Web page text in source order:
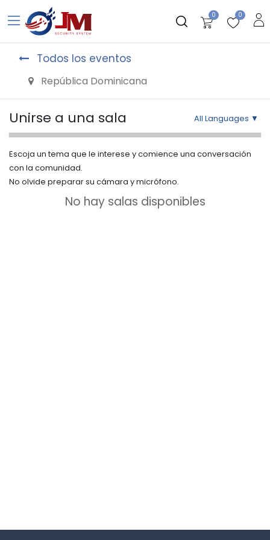
0 0
Todos los eventos
República Dominicana
Unirse a una sala All Languages ▼
Escoja un tema que le interese y comience una conversación
con la comunidad.
No olvide preparar su cámara y micrófono.
No hay salas disponibles